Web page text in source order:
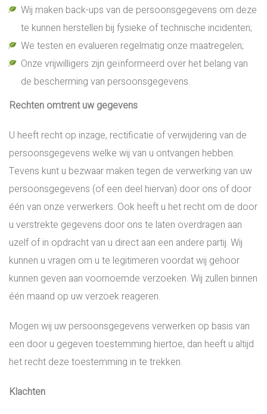
Wij maken back-ups van de persoonsgegevens om deze
te kunnen herstellen bij fysieke of technische incidenten;
We testen en evalueren regelmatig onze maatregelen;
Onze vrijwilligers zijn geïnformeerd over het belang van
de bescherming van persoonsgegevens.
Rechten omtrent uw gegevens
U heeft recht op inzage, rectificatie of verwijdering van de
persoonsgegevens welke wij van u ontvangen hebben.
Tevens kunt u bezwaar maken tegen de verwerking van uw
persoonsgegevens (of een deel hiervan) door ons of door
één van onze verwerkers. Ook heeft u het recht om de door
u verstrekte gegevens door ons te laten overdragen aan
uzelf of in opdracht van u direct aan een andere partij. Wij
kunnen u vragen om u te legitimeren voordat wij gehoor
kunnen geven aan voornoemde verzoeken. Wij zullen binnen
één maand op uw verzoek reageren.
Mogen wij uw persoonsgegevens verwerken op basis van
een door u gegeven toestemming hiertoe, dan heeft u altijd
het recht deze toestemming in te trekken.
Klachten